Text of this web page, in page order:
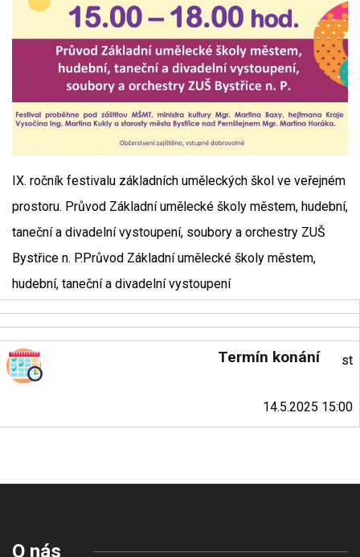
IX. ročník festivalu základních uměleckých škol ve veřejném
prostoru. Průvod Základní umělecké školy městem, hudební,
taneční a divadelní vystoupení, soubory a orchestry ZUŠ
Bystřice n. P.Průvod Základní umělecké školy městem,
hudební, taneční a divadelní vystoupení
Termín konání st
14.5.2025 15:00
O nás